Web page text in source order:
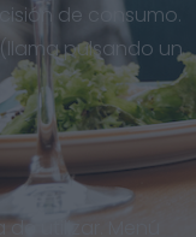
de consumo.
pulsando un
utilizar. Menú